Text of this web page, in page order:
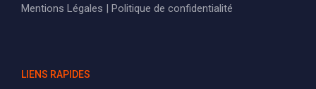
Mentions Légales | Politique de confidentialité
LIENS RAPIDES